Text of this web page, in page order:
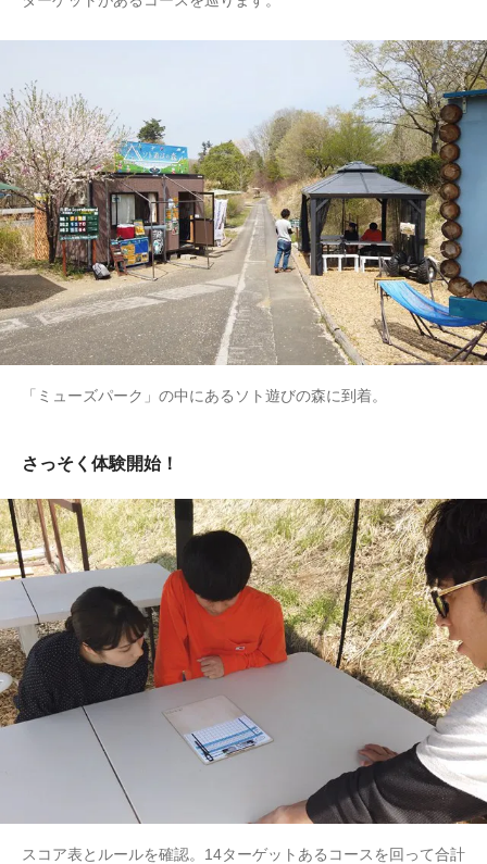
「ミューズパーク」の中にあるソト遊びの森に到着。
さっそく体験開始！
スコア表とルールを確認。14ターゲットあるコースを回って合計